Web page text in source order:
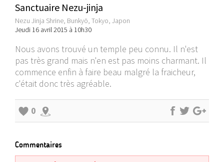
Sanctuaire Nezu-jinja
Nezu Jinja Shrine, Bunkyō, Tokyo, Japon
Jeudi 16 avril 2015 à 10h30
Nous avons trouvé un temple peu connu. Il n'est
pas très grand mais n'en est pas moins charmant. Il
commence enfin à faire beau malgré la fraicheur,
c'était donc très agréable.
0
Commentaires